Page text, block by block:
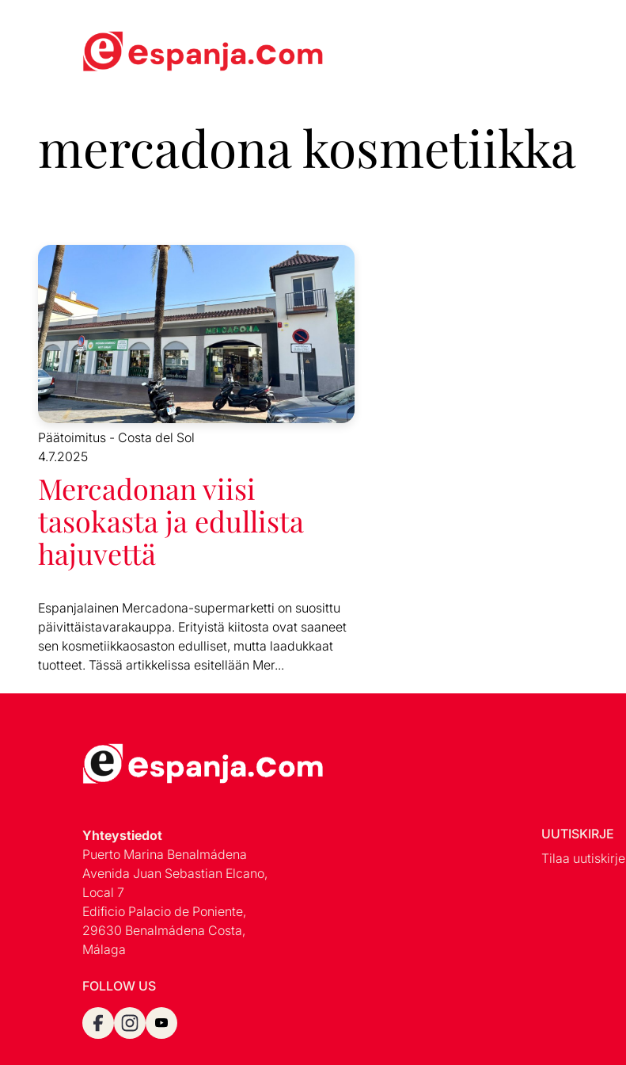
mercadona kosmetiikka
Päätoimitus - Costa del Sol
4.7.2025
Mercadonan viisi
tasokasta ja edullista
hajuvettä
Espanjalainen Mercadona-supermarketti on suosittu
päivittäistavarakauppa. Erityistä kiitosta ovat saaneet
sen kosmetiikkaosaston edulliset, mutta laadukkaat
tuotteet. Tässä artikkelissa esitellään Mer...
Yhteystiedot
Puerto Marina Benalmádena
Avenida Juan Sebastian Elcano,
Local 7
Edificio Palacio de Poniente,
29630 Benalmádena Costa,
Málaga
FOLLOW US
UUTISKIRJE
Tilaa uutiskirje